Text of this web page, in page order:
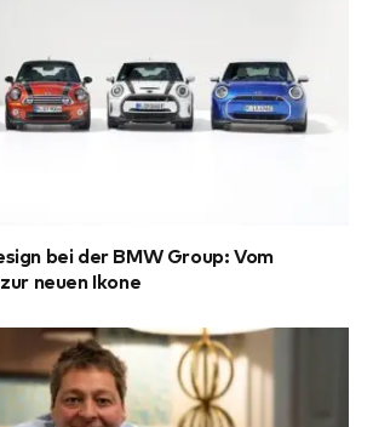
bei der BMW Group: Vom
neuen Ikone